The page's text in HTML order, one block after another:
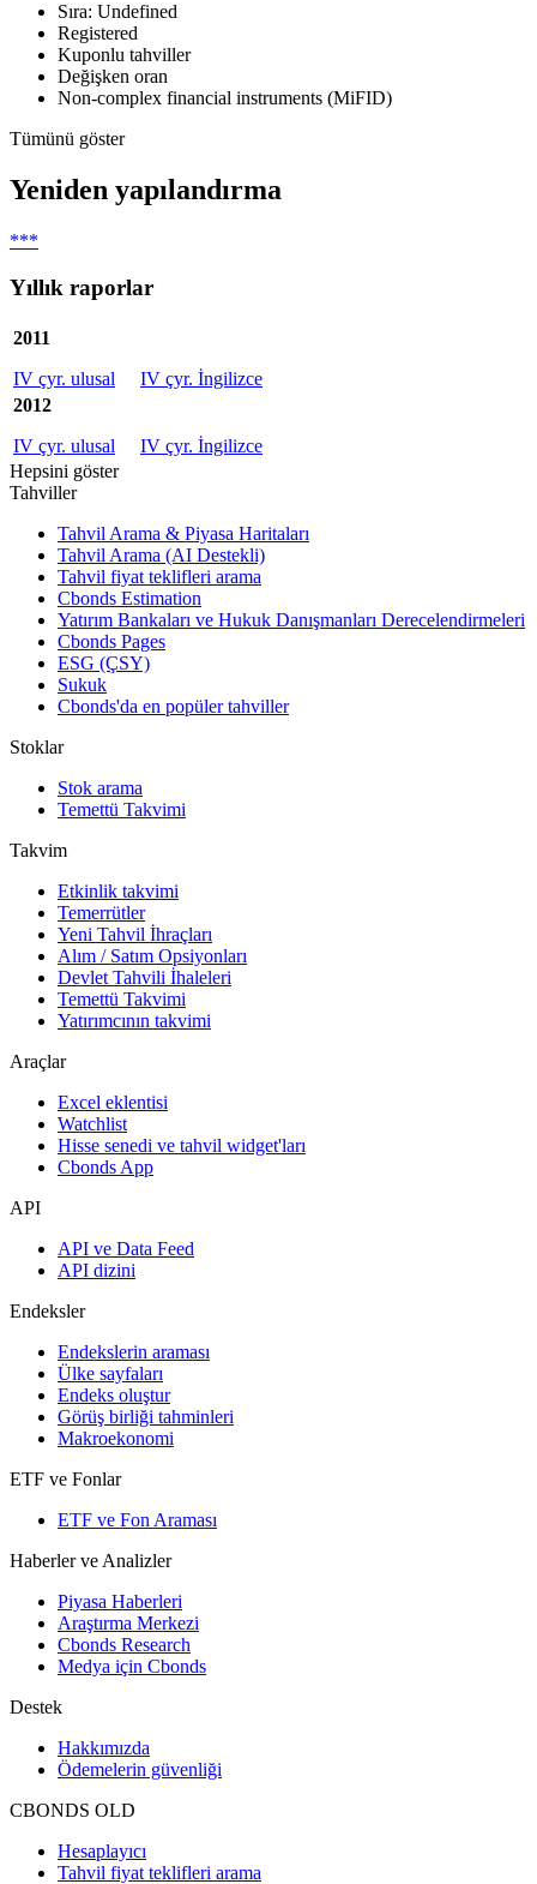
Sıra: Undefined
Registered
Kuponlu tahviller
Değişken oran
Non-complex financial instruments (MiFID)
Tümünü göster
Yeniden yapılandırma
***
Yıllık raporlar
2011
IV çyr. ulusal
IV çyr. İngilizce
2012
IV çyr. ulusal
IV çyr. İngilizce
Hepsini göster
Tahviller
Tahvil Arama & Piyasa Haritaları
Tahvil Arama (AI Destekli)
Tahvil fiyat teklifleri arama
Cbonds Estimation
Yatırım Bankaları ve Hukuk Danışmanları Derecelendirmeleri
Cbonds Pages
ESG (ÇSY)
Sukuk
Cbonds'da en popüler tahviller
Stoklar
Stok arama
Temettü Takvimi
Takvim
Etkinlik takvimi
Temerrütler
Yeni Tahvil İhraçları
Alım / Satım Opsiyonları
Devlet Tahvili İhaleleri
Temettü Takvimi
Yatırımcının takvimi
Araçlar
Excel eklentisi
Watchlist
Hisse senedi ve tahvil widget'ları
Cbonds App
API
API ve Data Feed
API dizini
Endeksler
Endekslerin araması
Ülke sayfaları
Endeks oluştur
Görüş birliği tahminleri
Makroekonomi
ETF ve Fonlar
ETF ve Fon Araması
Haberler ve Analizler
Piyasa Haberleri
Araştırma Merkezi
Cbonds Research
Medya için Cbonds
Destek
Hakkımızda
Ödemelerin güvenliği
CBONDS OLD
Hesaplayıcı
Tahvil fiyat teklifleri arama